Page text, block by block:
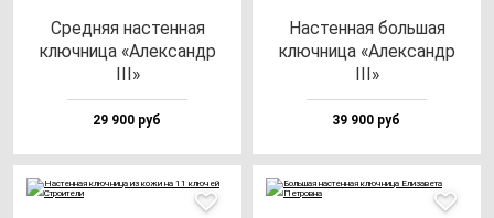
Сред­няя нас­тен­ная
ключ­ни­ца «Алек­сандр
III»
29 900 руб
Нас­тен­ная боль­шая
ключ­ни­ца «Алек­сандр
III»
39 900 руб